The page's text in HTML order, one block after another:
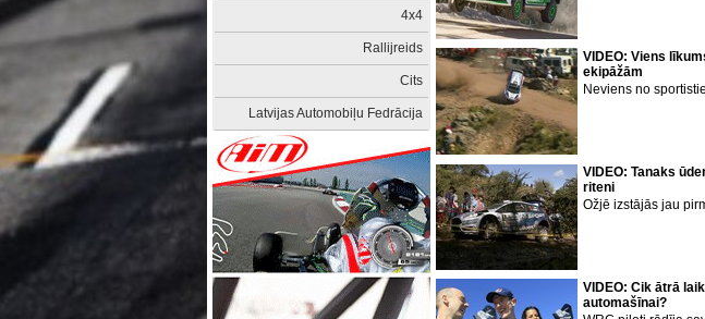
4x4
Rallijreids
Cits
Latvijas Automobiļu Fedrācija
VIDEO: Viens
ekipāžām
Neviens no
VIDEO: Tanaks
riteni
Ožjē izstājās jau
VIDEO: Cik ātrā
automašīnai?